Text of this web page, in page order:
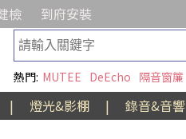
檢 到府安裝
熱門: MUTEE DeEcho 隔音窗簾
| 燈光&影棚 | 錄音&音響